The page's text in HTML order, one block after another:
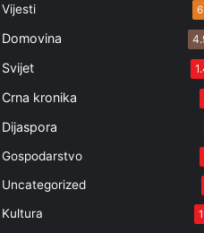
Vijesti
Domovina
Svijet
Crna kronika
Dijaspora
Gospodarstvo
Uncategorized
Kultura